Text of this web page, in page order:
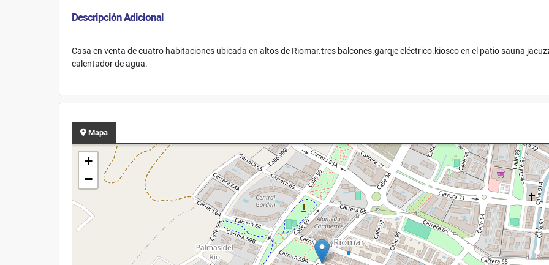
Descripción Adicional
Casa en venta de cuatro habitaciones ubicada en altos de Riomar.tres balcones.garqje eléctrico.kiosco en el patio sauna
calentador de agua.
Mapa
+
−